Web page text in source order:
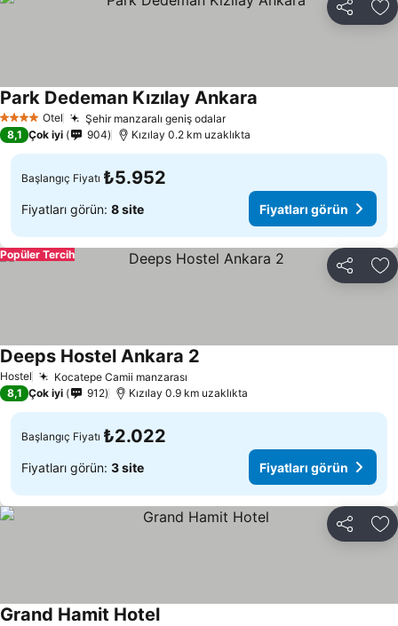
Paylaş
4 Yıldız Otel Şehir manzaralı geniş odalar
Park Dedeman Kızılay Ankara
8,1 Çok iyi 904 Kızılay 0.2 km uzaklıkta
Başlangıç Fiyatı ₺5.952
Fiyatları görün: 8 site Fiyatları görün
Paylaş
Popüler Tercih
Hostel Kocatepe Camii manzarası
Deeps Hostel Ankara 2
8,1 Çok iyi 912 Kızılay 0.9 km uzaklıkta
Başlangıç Fiyatı ₺2.022
Fiyatları görün: 3 site Fiyatları görün
Paylaş
Grand Hamit Hotel